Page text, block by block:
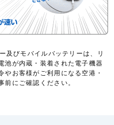
及びモバイルバッテリーは、リ
池が内蔵・装着された電子機器
やお客様がご利用になる空港・
前にご確認ください。